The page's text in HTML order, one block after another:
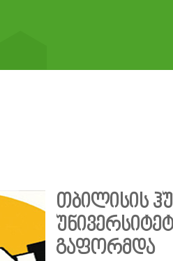
თბილისის
გაფორმდა